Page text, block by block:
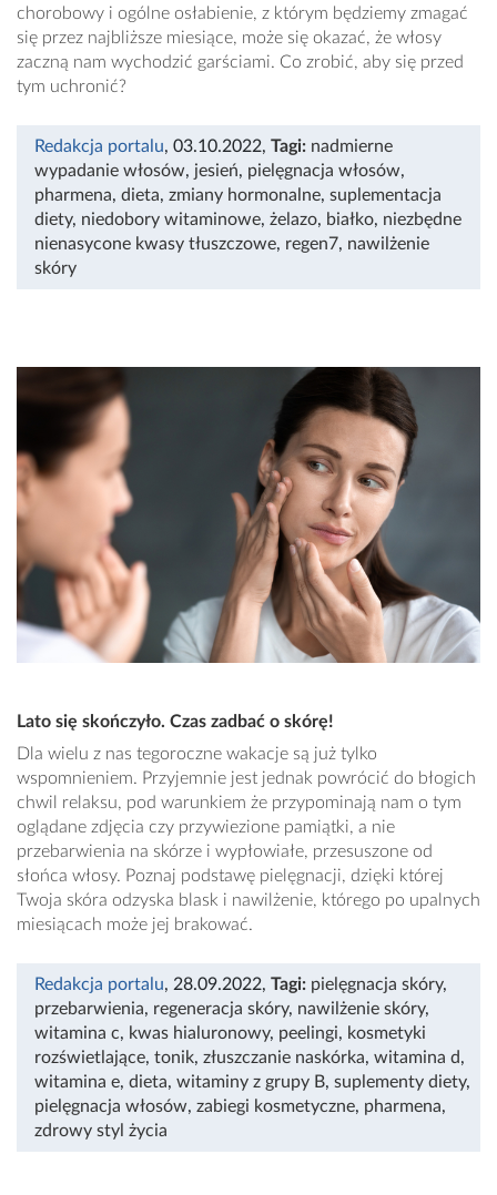
chorobowy i ogólne osłabienie, z którym będziemy zmagać
się przez najbliższe miesiące, może się okazać, że włosy
zaczną nam wychodzić garściami. Co zrobić, aby się przed
tym uchronić?
Redakcja portalu, 03.10.2022, Tagi: nadmierne
wypadanie włosów, jesień, pielęgnacja włosów,
pharmena, dieta, zmiany hormonalne, suplementacja
diety, niedobory witaminowe, żelazo, białko, niezbędne
nienasycone kwasy tłuszczowe, regen7, nawilżenie
skóry
Lato się skończyło. Czas zadbać o skórę!
Dla wielu z nas tegoroczne wakacje są już tylko
wspomnieniem. Przyjemnie jest jednak powrócić do błogich
chwil relaksu, pod warunkiem że przypominają nam o tym
oglądane zdjęcia czy przywiezione pamiątki, a nie
przebarwienia na skórze i wypłowiałe, przesuszone od
słońca włosy. Poznaj podstawę pielęgnacji, dzięki której
Twoja skóra odzyska blask i nawilżenie, którego po upalnych
miesiącach może jej brakować.
Redakcja portalu, 28.09.2022, Tagi: pielęgnacja skóry,
przebarwienia, regeneracja skóry, nawilżenie skóry,
witamina c, kwas hialuronowy, peelingi, kosmetyki
rozświetlające, tonik, złuszczanie naskórka, witamina d,
witamina e, dieta, witaminy z grupy B, suplementy diety,
pielęgnacja włosów, zabiegi kosmetyczne, pharmena,
zdrowy styl życia